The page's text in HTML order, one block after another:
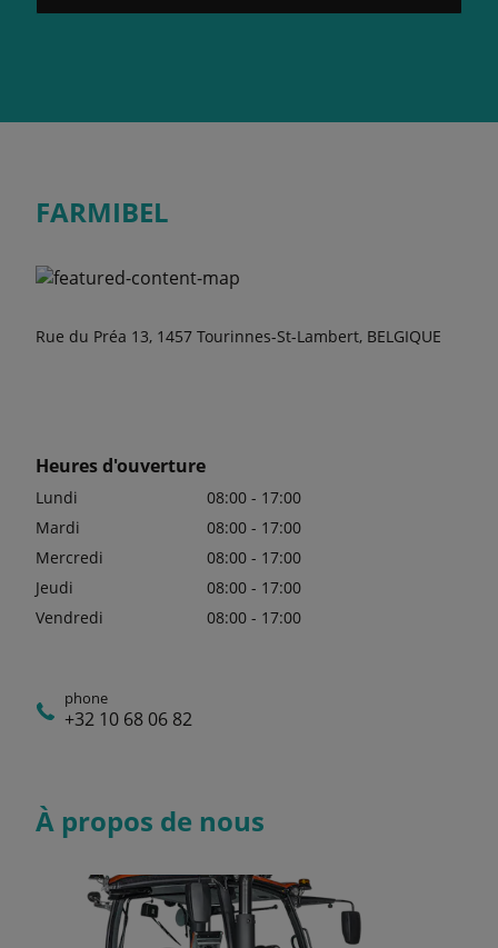
FARMIBEL
Rue du Préa 13, 1457 Tourinnes-St-Lambert, BELGIQUE
Heures d'ouverture
Lundi
08:00 - 17:00
Mardi
08:00 - 17:00
Mercredi
08:00 - 17:00
Jeudi
08:00 - 17:00
Vendredi
08:00 - 17:00
phone
+32 10 68 06 82
À propos de nous